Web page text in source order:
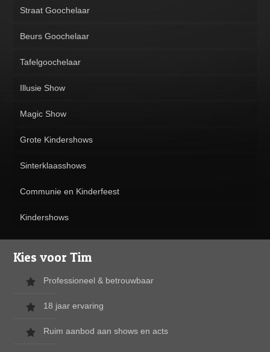
Straat Goochelaar
Beurs Goochelaar
Tafelgoochelaar
Illusie Show
Magic Show
Grote Kindershows
Sinterklaasshows
Communie en Kinderfeest
Kindershows
Kies voor Tim
Professioneel & betrouwbaar
18 jaar ervaring
Ruim aanbod aan shows en acts